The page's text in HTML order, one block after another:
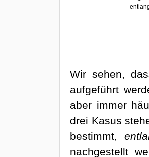
Wir sehen,
aufgeführt
aber immer
drei Kasus
bestimmt,
nachgestellt